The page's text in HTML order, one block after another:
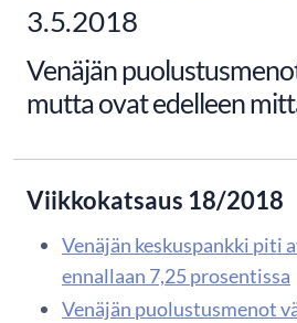
3.5.2018
Venäjän
mutta ovat edelleen
Viikkokatsaus 18/2018
Venäjän keskuspankki piti
ennallaan 7,25 prosentissa
Venäjän puolustusmenot